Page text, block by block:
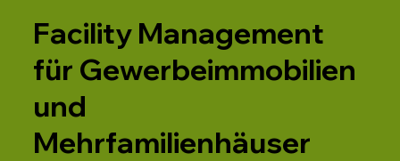
Facility Management
für Gewerbeimmobilien
und
Mehrfamilienhäuser